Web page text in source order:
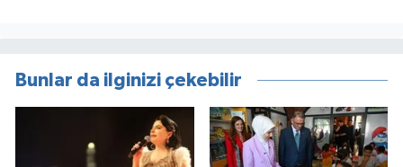
Bunlar da ilginizi çekebilir